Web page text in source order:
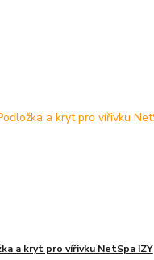
a kryt pro vířivku NetSpa IZY